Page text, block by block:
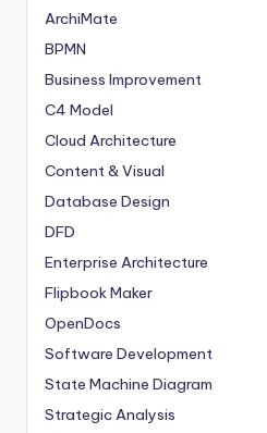
ArchiMate
BPMN
Business Improvement
C4 Model
Cloud Architecture
Content & Visual
Database Design
DFD
Enterprise Architecture
Flipbook Maker
OpenDocs
Software Development
State Machine Diagram
Strategic Analysis